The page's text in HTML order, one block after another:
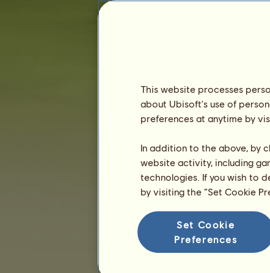
Pořadí
Celkové pořadí
Hodnocení plemene
This website processes
about Ubisoft's use of
preferences at anytime by
In addition to the above, by
website activity, including
technologies. If you wish to
by visiting the “Set Cookie
Set Cookie
Preferences